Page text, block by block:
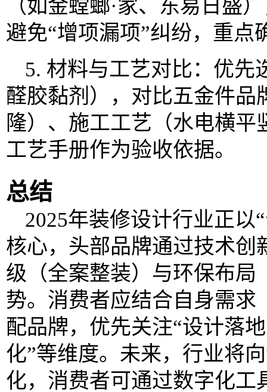
（如金螳螂·家、东易日盛
避免“增项漏项”纠纷，重
5. 材料与工艺对比：优先
醛胶黏剂），对比五金件品
隆）、施工工艺（水电横
工艺手册作为验收依据。
总结
2025年装修设计行业正以
核心，头部品牌通过技术
级（全案整装）与环保布局
势。消费者应结合自身需求
配品牌，优先关注“设计落
化”等维度。未来，行业将
化，消费者可通过数字化工